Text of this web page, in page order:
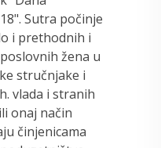
Sutra počinje
i prethodnih i
žena u
stručnjake i
vlada i stranih
onaj način
činjenicama